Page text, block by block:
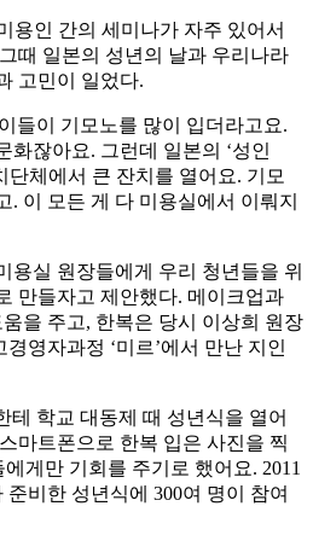
용인 간의 세미나가 자주 있어서
때 일본의 성년의 날과 우리나라
고민이 일었다.
들이 기모노를 많이 입더라고요.
화잖아요. 그런데 일본의 ‘성인
단체에서 큰 잔치를 열어요. 기모
. 이 모든 게 다 미용실에서 이뤄지
용실 원장들에게 우리 청년들을 위
만들자고 제안했다. 메이크업과
을 주고, 한복은 당시 이상희 원장
영자과정 ‘미르’에서 만난 지인
테 학교 대동제 때 성년식을 열어
마트폰으로 한복 입은 사진을 찍
게만 기회를 주기로 했어요. 2011
비한 성년식에 300여 명이 참여